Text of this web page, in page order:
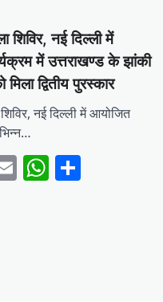
शिविर, नई दिल्ली में
में उत्तराखण्ड के झांकी
द्वितीय पुरस्कार
शिविर, नई दिल्ली में आयोजित
EmailWhatsApp
Share